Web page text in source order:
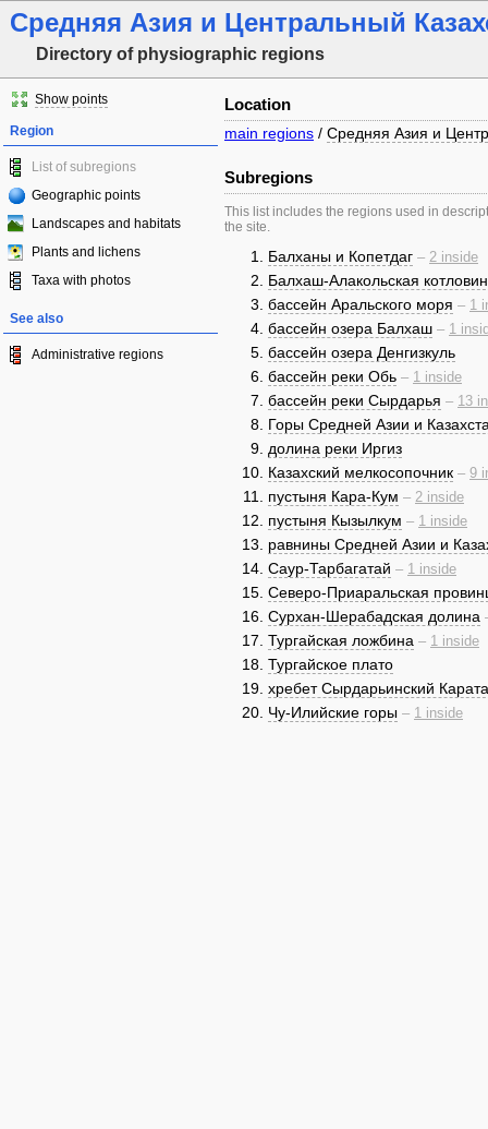
Средняя Азия и Центральный
Directory of physiographic regions
Show points
Region
List of subregions
Geographic points
Landscapes and habitats
Plants and lichens
Taxa with photos
See also
Administrative regions
Location
main regions / Средняя Азия и
Subregions
This list includes the regions used in
the site.
Балханы и Копетдаг – 2 inside
Балхаш-Алакольская
бассейн Аральского моря – 1
бассейн озера Балхаш – 1
бассейн озера Денгизкуль
бассейн реки Обь – 1 inside
бассейн реки Сырдарья – 13
Горы Средней Азии и
долина реки Иргиз
Казахский мелкосопочник – 9
пустыня Кара-Кум – 2 inside
пустыня Кызылкум – 1 inside
равнины Средней Азии и
Саур-Тарбагатай – 1 inside
Северо-Приаральская
Сурхан-Шерабадская долина
Тургайская ложбина – 1 inside
Тургайское плато
хребет Сырдарьинский
Чу-Илийские горы – 1 inside